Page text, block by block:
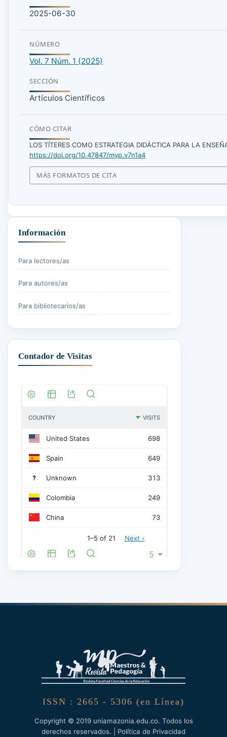
Hernández, R. (2014). Metodología de la Investigación (6ª
Jonassen, D. (2000). El diseño de entornos constructivistas
Kemmis, S. (1988). Cómo planificar la investigación-acción.
Ley general de educación. (08 de 02 de 1994). Congreso
Loaiza, A. (2009). Validez y fiabilidad de encuestas
Magariño, M. (1996). Propuestas metodológicas para la
Max-Neef, M. (1994). La Incertidumbre de la Certeza y las
Ministerio de Educación Nacional. (11 de 09 de 1997).
Moreira, M. (2012). ¿Al final, qué es Aprendizaje
Nelson, C. A. (2000). Plasticidad Neuronal y Desarrollo
Oltra, M. (2013). Los títeres: un recurso educativo. Revista
concepción pedagógica Contemporánea. Tendencias
Strauss, A., & Corbin , J. (2002). Bases de la investigación
Sylva, M. (2009). David Ausubel y su aporte a la educación.
Woodhead, M., & Oates, J. (2012). El cerebro en desarrollo.
2025-06-30
NÚMERO
Vol. 7 Núm. 1 (2025)
SECCIÓN
Artículos Científicos
CÓMO CITAR
LOS TÍTERES COMO ESTRATEGIA DIDÁCTICA PARA LA
https://doi.org/10.47847/myp.v7n1a4
MÁS FORMATOS DE CITA
Información
Para lectores/as
Para autores/as
Para bibliotecarios/as
Contador de Visitas
ISSN : 2665 - 5306 (en Línea)
Copyright © 2019 uniamazonia.edu.co. Todos los
derechos reservados. | Política de Privacidad